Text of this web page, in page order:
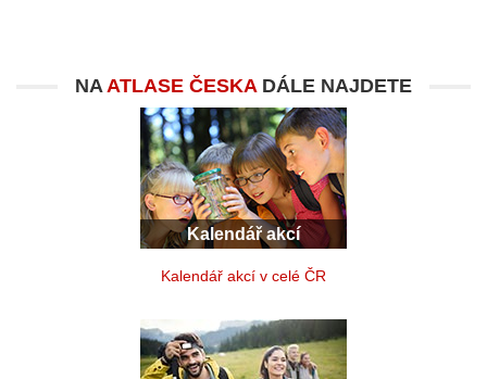
NAATLASE ČESKADÁLE NAJDETE
Kalendář akcí
Kalendář akcí v celé ČR